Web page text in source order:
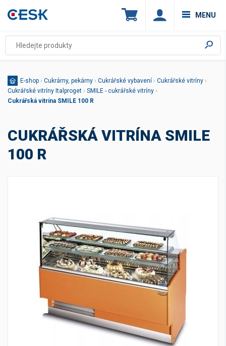
MENU
E-shop › Cukrárny, pekárny › Cukrářské vybavení › Cukrářské vitríny ›
Cukrářské vitríny Italproget › SMILE - cukrářské vitríny ›
Cukrářská vitrína SMILE 100 R
CUKRÁŘSKÁ VITRÍNA SMILE
100 R